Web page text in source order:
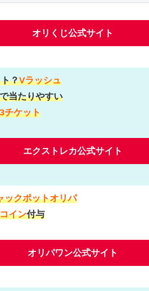
オリくじ公式サイト
？Vラッシュ
当たりやすい
3チケット
エクストレカ公式サイト
ックポットオリパ
コイン付与
オリパワン公式サイト